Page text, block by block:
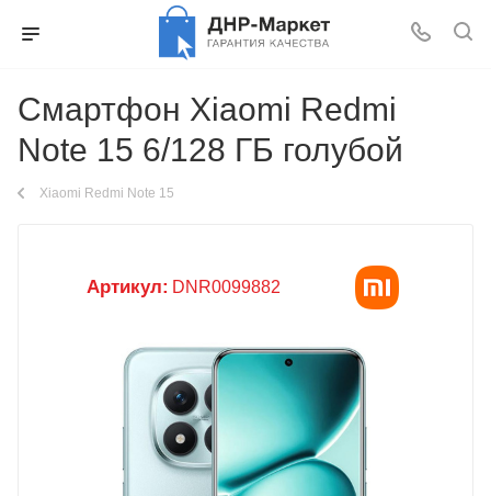
Смартфон Xiaomi Redmi
Note 15 6/128 ГБ голубой
Xiaomi Redmi Note 15
Артикул: DNR0099882